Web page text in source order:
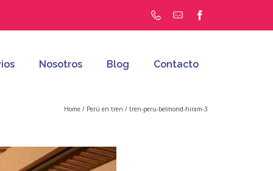
Nosotros Blog Contacto
Home / Perú en tren / tren-peru-belmond-hiram-3